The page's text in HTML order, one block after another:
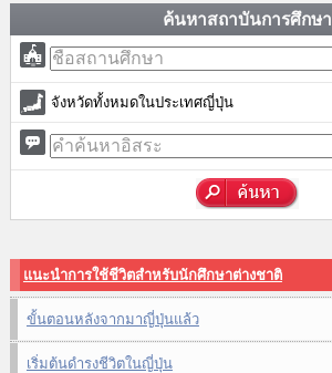
ค้นหาสถาบันการศึกษา
จังหวัดทั้งหมดในประเทศญี่ปุ่น
แนะนำการใช้ชีวิตสำหรับนักศึกษาต่างชาติ
ขั้นตอนหลังจากมาญี่ปุ่นแล้ว
เริ่มต้นดำรงชีวิตในญี่ปุ่น